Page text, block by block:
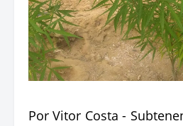
Por Vitor Costa -